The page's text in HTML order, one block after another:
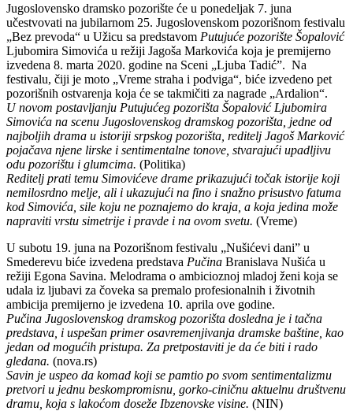
Jugoslovensko dramsko pozorište će u ponedeljak 7. juna
učestvovati na jubilarnom 25. Jugoslovenskom pozorišnom festivalu
„Bez prevoda“ u Užicu sa predstavom Putujuće pozorište Šopalović
Ljubomira Simovića u režiji Jagoša Markovića koja je premijerno
izvedena 8. marta 2020. godine na Sceni „Ljuba Tadić”. Na
festivalu, čiji je moto „Vreme straha i podviga“, biće izvedeno pet
pozorišnih ostvarenja koja će se takmičiti za nagrade „Ardalion“.
U novom postavljanju Putujućeg pozorišta Šopalović Ljubomira
Simovića na scenu Jugoslovenskog dramskog pozorišta, jedne od
najboljih drama u istoriji srpskog pozorišta, reditelj Jagoš Marković
pojačava njene lirske i sentimentalne tonove, stvarajući upadljivu
odu pozorištu i glumcima. (Politika)
Reditelj prati temu Simovićeve drame prikazujući točak istorije koji
nemilosrdno melje, ali i ukazujući na fino i snažno prisustvo fatuma
kod Simovića, sile koju ne poznajemo do kraja, a koja jedina može
napraviti vrstu simetrije i pravde i na ovom svetu. (Vreme)
U subotu 19. juna na Pozorišnom festivalu „Nušićevi dani” u
Smederevu biće izvedena predstava Pučina Branislava Nušića u
režiji Egona Savina. Melodrama o ambicioznoj mladoj ženi koja se
udala iz ljubavi za čoveka sa premalo profesionalnih i životnih
ambicija premijerno je izvedena 10. aprila ove godine.
Pučina Jugoslovenskog dramskog pozorišta dosledna je i tačna
predstava, i uspešan primer osavremenjivanja dramske baštine, kao
jedan od mogućih pristupa. Za pretpostaviti je da će biti i rado
gledana. (nova.rs)
Savin je uspeo da komad koji se pamtio po svom sentimentalizmu
pretvori u jednu beskompromisnu, gorko-ciničnu aktuelnu društvenu
dramu, koja s lakoćom doseže Ibzenovske visine. (NIN)